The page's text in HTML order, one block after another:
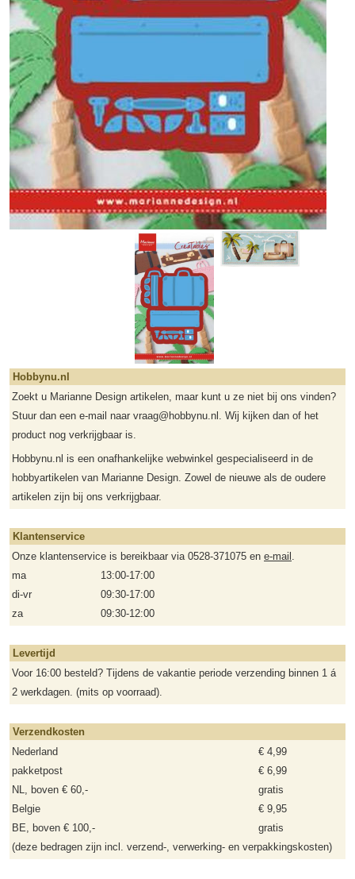
Hobbynu.nl
Zoekt u Marianne Design artikelen, maar kunt u ze niet bij ons vinden?
Stuur dan een e-mail naar vraag@hobbynu.nl. Wij kijken dan of het
product nog verkrijgbaar is.
Hobbynu.nl is een onafhankelijke webwinkel gespecialiseerd in de
hobbyartikelen van Marianne Design. Zowel de nieuwe als de oudere
artikelen zijn bij ons verkrijgbaar.
Klantenservice
Onze klantenservice is bereikbaar via 0528-371075 en e-mail
ma
13:00-17:00
di-vr
09:30-17:00
za
09:30-12:00
Levertijd
Voor 16:00 besteld? Tijdens de vakantie periode verzending binnen 1 á
2 werkdagen. (mits op voorraad).
Verzendkosten
Nederland
€ 4,99
pakketpost
€ 6,99
NL, boven € 60,-
gratis
Belgie
€ 9,95
BE, boven € 100,-
gratis
(deze bedragen zijn incl. verzend-, verwerking- en verpakkingskosten)